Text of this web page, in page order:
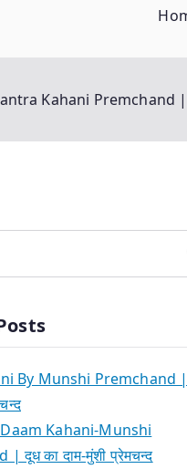
Kahani Premchand
By Munshi Premchand |
Kahani-Munshi
दूध का दाम-मुंशी प्रेमचन्द